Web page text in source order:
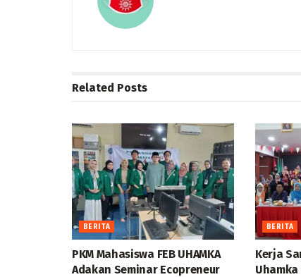
Related Posts
BERITA
PKM Mahasiswa FEB UHAMKA
Adakan Seminar Ecopreneur
BERITA
Kerja